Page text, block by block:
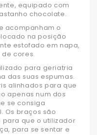
equipado com
chocolate.
acompanham o
na posição
estofado em napa,
cores.
para geriatria
das suas espumas.
alinhados para que
apenas num dos
se consiga
Os braços são
que o utilizador
para se sentar e